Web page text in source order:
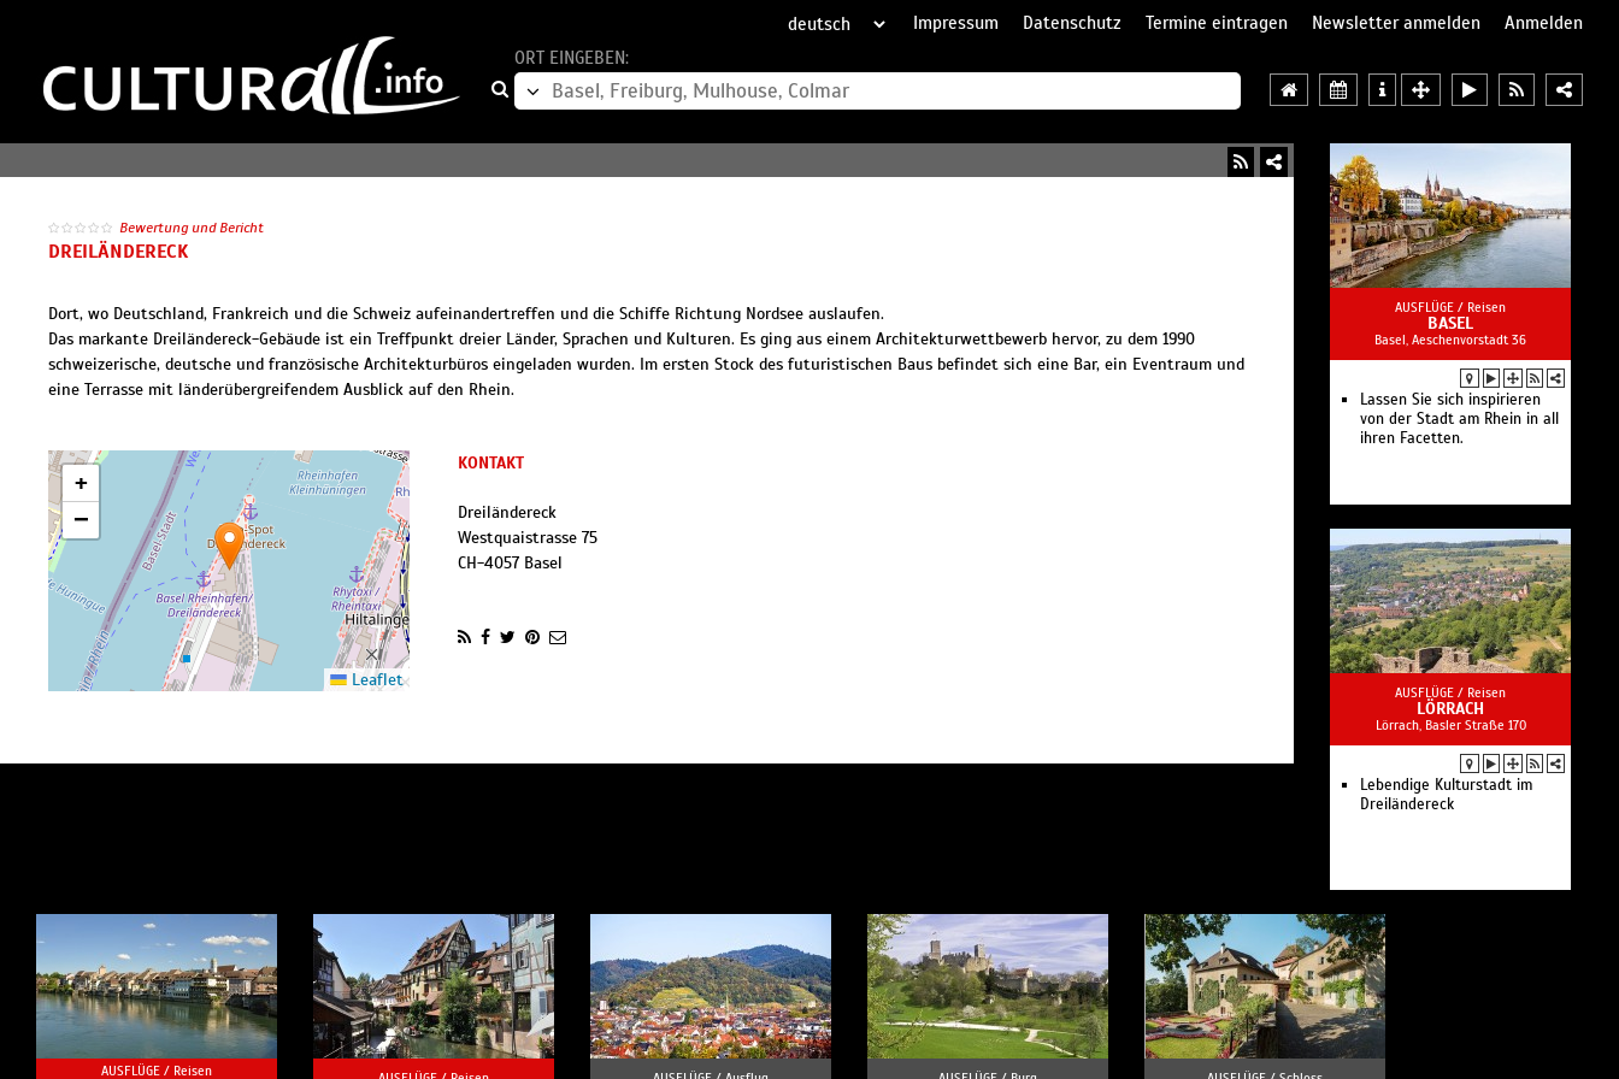
Impressum Datenschutz Termine eintragen Newsletter anmelden
Anmelden
ORT EINGEBEN:
Bewertung und Bericht
DREILÄNDERECK
Dort, wo Deutschland, Frankreich und die Schweiz aufeinandertreffen und die Schiffe Richtung Nordsee auslaufen.
Das markante Dreiländereck-Gebäude ist ein Treffpunkt dreier Länder, Sprachen und Kulturen. Es ging aus einem Architekturwettbewerb hervor, zu dem 1990
schweizerische, deutsche und französische Architekturbüros eingeladen wurden. Im ersten Stock des futuristischen Baus befindet sich eine Bar, ein Eventraum und
eine Terrasse mit länderübergreifendem Ausblick auf den Rhein.
+
−
Leaflet
KONTAKT
Dreiländereck
Westquaistrasse 75
CH-4057 Basel
AUSFLÜGE / Reisen
BASEL
Basel, Aeschenvorstadt 36
Lassen Sie sich inspirieren
von der Stadt am Rhein in all
ihren Facetten.
AUSFLÜGE / Reisen
LÖRRACH
Lörrach, Basler Straße 170
Lebendige Kulturstadt im
Dreiländereck
AUSFLÜGE / Reisen